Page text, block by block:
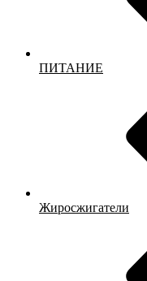
ПИТАНИЕ
Жиросжигатели